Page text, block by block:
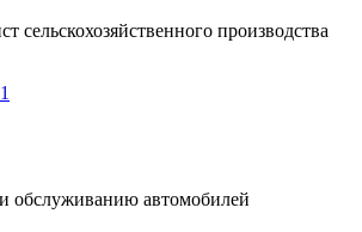
сельскохозяйственного производства
обслуживанию автомобилей